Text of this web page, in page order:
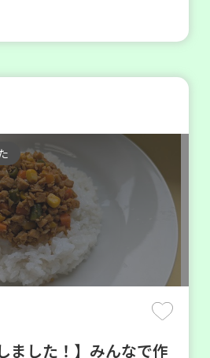
ました！】みんなで作